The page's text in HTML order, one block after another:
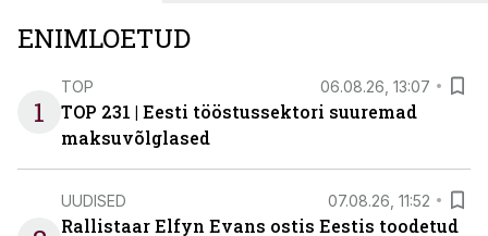
ENIMLOETUD
1
TOP 06.08.26, 13:07
TOP 231 | Eesti tööstussektori suuremad
maksuvõlglased
UUDISED 07.08.26, 11:52
Rallistaar Elfyn Evans ostis Eestis toodetud